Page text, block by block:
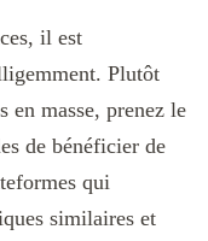
il est
Plutôt
en masse, prenez le
de bénéficier de
qui
similaires et